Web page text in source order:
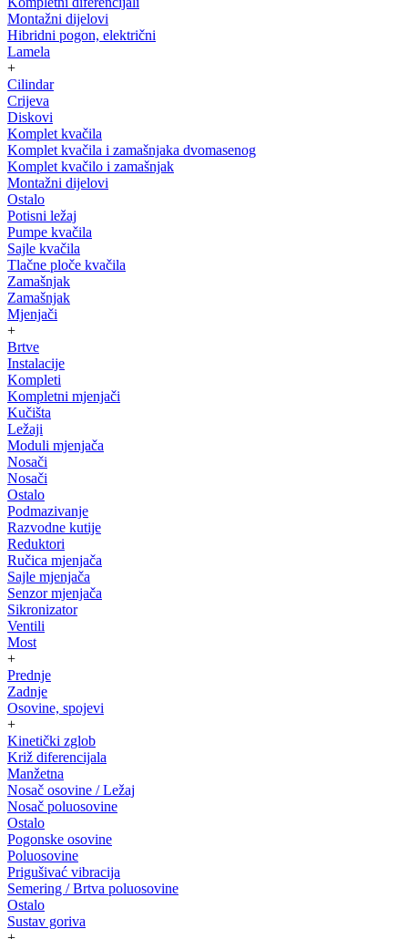
Montažni dijelovi
Hibridni pogon, električni
Lamela
+
Cilindar
Crijeva
Diskovi
Komplet kvačila
Komplet kvačila i zamašnjaka dvomasenog
Komplet kvačilo i zamašnjak
Montažni dijelovi
Ostalo
Potisni ležaj
Pumpe kvačila
Sajle kvačila
Tlačne ploče kvačila
Zamašnjak
Zamašnjak
Mjenjači
+
Brtve
Instalacije
Kompleti
Kompletni mjenjači
Kučišta
Ležaji
Moduli mjenjača
Nosači
Nosači
Ostalo
Podmazivanje
Razvodne kutije
Reduktori
Ručica mjenjača
Sajle mjenjača
Senzor mjenjača
Sikronizator
Ventili
Most
+
Prednje
Zadnje
Osovine, spojevi
+
Kinetički zglob
Križ diferencijala
Manžetna
Nosač osovine / Ležaj
Nosač poluosovine
Ostalo
Pogonske osovine
Poluosovine
Prigušivać vibracija
Semering / Brtva poluosovine
Ostalo
Sustav goriva